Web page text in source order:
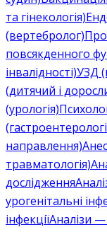
та гінекологія)
(вертебролог)
повсякденного
інвалідності)УЗД
(дитячий і
(урологія)
направлення)
травматологія)
дослідження
урогенітальні
інфекціїАналізи